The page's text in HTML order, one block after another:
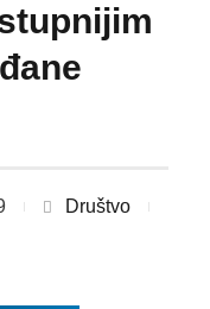
Društvo